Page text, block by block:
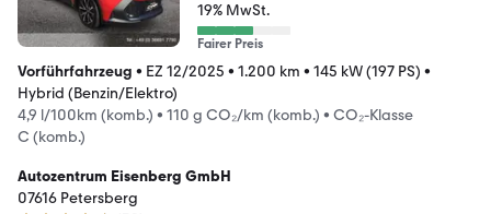
19% MwSt.
Fairer Preis
Vorführfahrzeug • EZ 12/2025 • 1.200 km • 145 kW (197 PS) •
Hybrid (Benzin/Elektro)
4,9 l/100km (komb.) • 110 g CO₂/km (komb.) • CO₂-Klasse
C (komb.)
Autozentrum Eisenberg GmbH
07616 Petersberg